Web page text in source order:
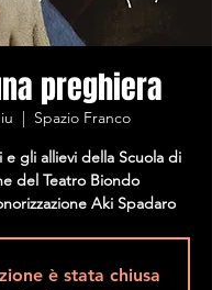
preghiera
  |
Spazio Franco
e gli allievi della Scuola di
del Teatro Biondo
Aki Spadaro
è stata chiusa